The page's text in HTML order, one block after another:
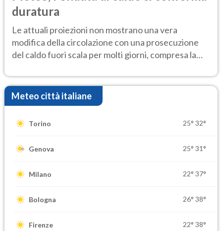
duratura
Le attuali proiezioni non mostrano una vera
modifica della circolazione con una prosecuzione
del caldo fuori scala per molti giorni, compresa la
Meteo città italiane
Torino 25° 32°
Genova 25° 31°
Milano 22° 37°
Bologna 26° 38°
Firenze 22° 38°